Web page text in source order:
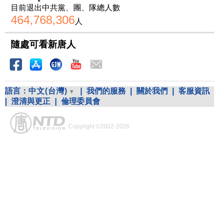
目前退出中共黨、團、隊總人數
464,768,306人
隨處可看新唐人
語言： 中文(台灣) 我們的服務 關於我們
客服資訊
澄清與更正 倫理委員會
Copyright ©2002-2026